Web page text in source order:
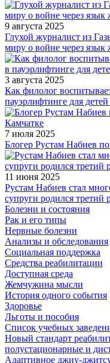
9 августа 2025
Глухой журналист из
миру о войне через язык
3 августа 2025
Как филолог
пауэрлифтинге для
7 июля 2025
Блогер Рустам Набиев
11 июня 2025
Рустам Набиев стал
супруги родился третий
Болезни и состояния
Рак и его типы
Нервные болезни
Анализы и обследования
Социальная поддержка
Средства реабилитации
Доступная среда
Жемчужина мысли
История одного события
Здоровье
Льготы и пособия
Список учебных
Новый стандарт
полустационарные и
Адаптивное джиу-